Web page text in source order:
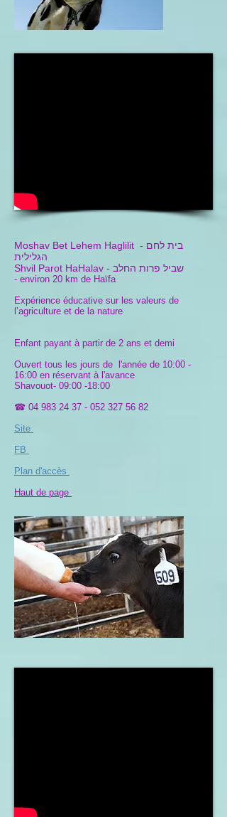
Moshav Bet Lehem Haglilit - בית לחם
הגלילית
Shvil Parot HaHalav -
- environ 20 km de Haïfa
Expérience éducative sur les valeurs de
l’agriculture et de la nature
Enfant payant à partir de 2 ans et demi
Ouvert tous les jours de l'année de 10:00 -
16:00 en réservant à l'avance
Shavouot- 09:00 -18:00
☎ 04 983 24 37 - 052 327 56 82
Site
FB
Plan d'accès
Haut de page